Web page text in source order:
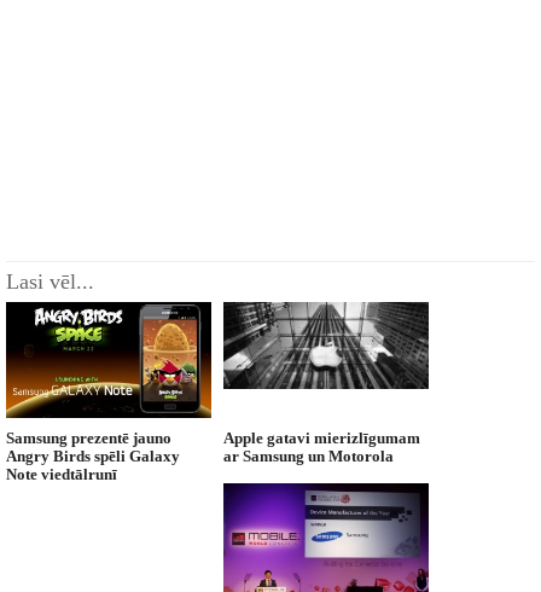
Lasi vēl...
Samsung prezentē jauno
Angry Birds spēli Galaxy
Note viedtālrunī
Apple gatavi mierizlīgumam
ar Samsung un Motorola